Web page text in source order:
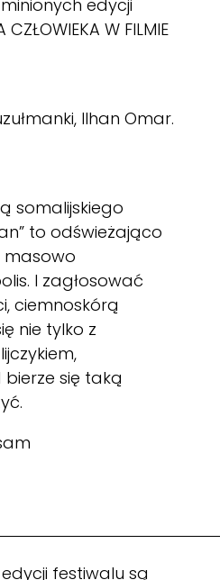
edycji
W FILMIE
Ilhan Omar.
somalijskiego
to odświeżająco
masowo
I zagłosować
ciemnoskórą
nie tylko z
się taką
festiwalu są